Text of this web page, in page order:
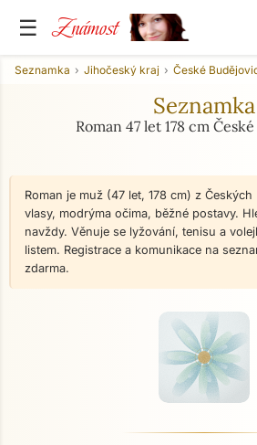
☰ Známost
Seznamka Jihočeský kraj České
Seznamka
Roman 47 let 178 cm
Roman je muž (47 let, 178 cm) z
vlasy, modrýma očima, běžné postavy.
navždy. Věnuje se lyžování, tenisu a
listem. Registrace a komunikace na
zdarma.